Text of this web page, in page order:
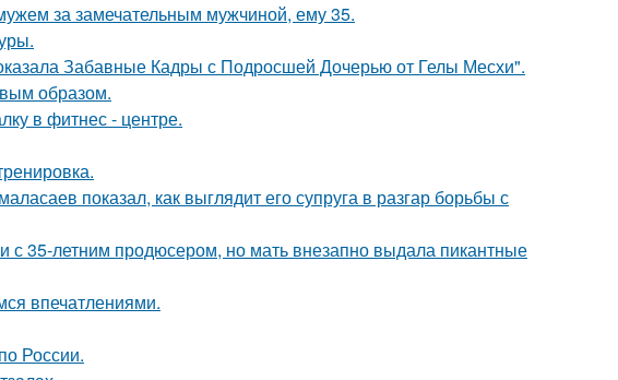
за замечательным мужчиной, ему 35.
Забавные Кадры с Подросшей Дочерью от Гелы Месхи".
образом.
в фитнес - центре.
показал, как выглядит его супруга в разгар борьбы с
с 35-летним продюсером, но мать внезапно выдала пикантные
впечатлениями.
России.